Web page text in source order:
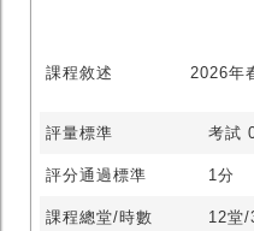
課程敘述 2026年
評量標準 考試
評分通過標準 1分
課程總堂/時數 12堂/